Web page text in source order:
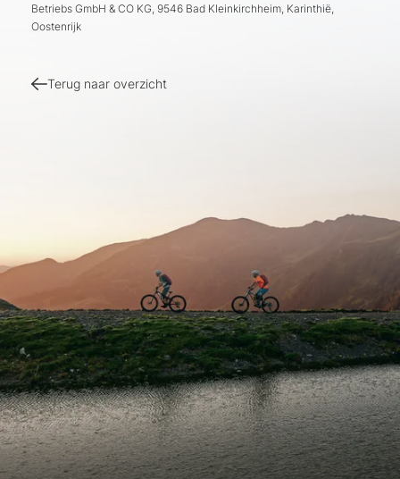
Betriebs GmbH & CO KG, 9546 Bad Kleinkirchheim, Karinthië,
Oostenrijk
Terug naar overzicht